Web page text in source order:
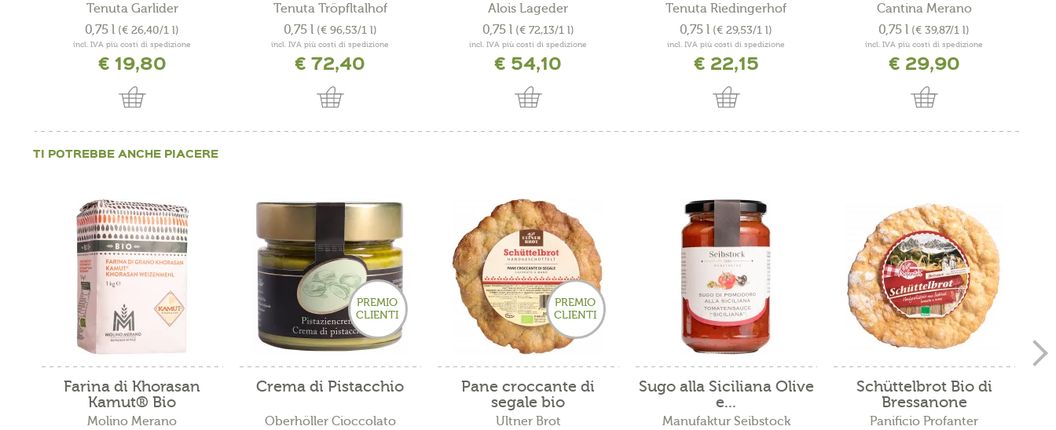
Tenuta Garlider
0,75 l (€ 26,40/1 l)
incl. IVA più costi di spedizione
€ 19,80
Tenuta Tröpfltalhof
0,75 l (€ 96,53/1 l)
incl. IVA più costi di spedizione
€ 72,40
Alois Lageder
0,75 l (€ 72,13/1 l)
incl. IVA più costi di spedizione
€ 54,10
Tenuta Riedingerhof
0,75 l (€ 29,53/1 l)
incl. IVA più costi di spedizione
€ 22,15
Cantina Merano
0,75 l (€ 39,87/1 l)
incl. IVA più costi di spedizione
€ 29,90
TI POTREBBE ANCHE PIACERE
Farina di Khorasan
Kamut® Bio
Molino Merano
PREMIO
CLIENTI
Crema di Pistacchio
Oberhöller Cioccolato
PREMIO
CLIENTI
Pane croccante di
segale bio
Ultner Brot
Sugo alla Siciliana Olive
e...
Manufaktur Seibstock
Schüttelbrot Bio di
Bressanone
Panificio Profanter